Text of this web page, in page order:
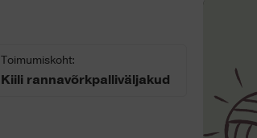
Toimumiskoht:
Kiili rannavõrkpalliväljakud